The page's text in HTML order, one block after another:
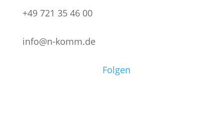
+49 721 35 46 00
info@n-komm.de
Folgen